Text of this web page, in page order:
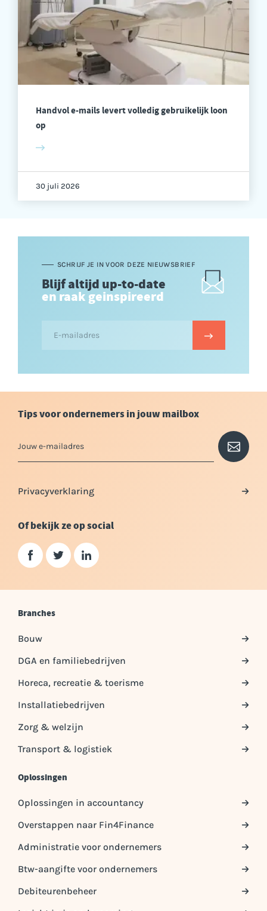
Handvol e-mails levert volledig gebruikelijk loon
op
30 juli 2026
SCHRIJF JE IN VOOR DEZE NIEUWSBRIEF
Blijf altijd up-to-date
en raak geinspireerd
Tips voor ondernemers in jouw mailbox
Privacyverklaring
Of bekijk ze op social
Branches
Bouw
DGA en familiebedrijven
Horeca, recreatie & toerisme
Installatiebedrijven
Zorg & welzijn
Transport & logistiek
Oplossingen
Oplossingen in accountancy
Overstappen naar Fin4Finance
Administratie voor ondernemers
Btw-aangifte voor ondernemers
Debiteurenbeheer